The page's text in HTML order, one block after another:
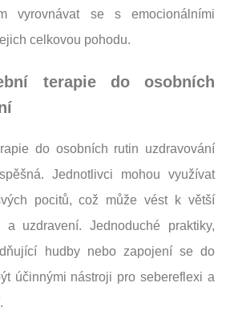
vyrovnávat se s emocionálními
celkovou pohodu.
terapie do osobních
do osobních rutin uzdravování
Jednotlivci mohou využívat
pocitů, což může vést k větší
a uzdravení. Jednoduché praktiky,
hudby nebo zapojení se do
účinnými nástroji pro sebereflexi a